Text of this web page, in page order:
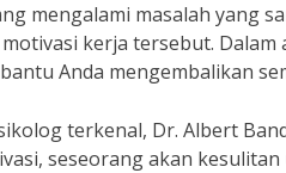
mengalami masalah yang
kerja tersebut.
Anda mengembalikan
terkenal, Dr. Albert
seseorang akan